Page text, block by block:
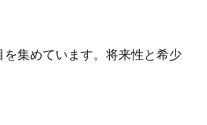
集めています。将来性と希少